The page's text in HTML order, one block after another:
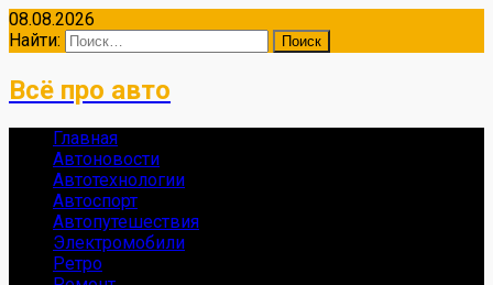
08.08.2026
Найти:
Всё про авто
Главная
Автоновости
Автотехнологии
Автоспорт
Автопутешествия
Электромобили
Ретро